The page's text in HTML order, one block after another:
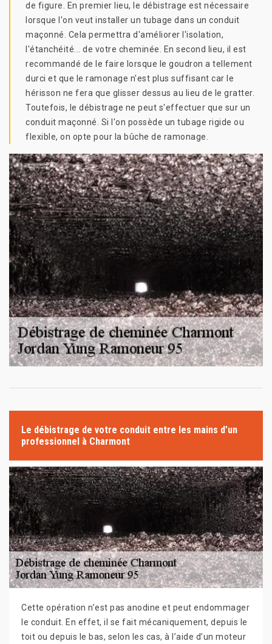
de figure. En premier lieu, le débistrage est nécessaire
lorsque l'on veut installer un tubage dans un conduit
maçonné. Cela permettra d'améliorer l'isolation,
l'étanchéité... de votre cheminée. En second lieu, il est
recommandé de le faire lorsque le goudron a tellement
durci et que le ramonage n'est plus suffisant car le
hérisson ne fera que glisser dessus au lieu de le gratter.
Toutefois, le débistrage ne peut s'effectuer que sur un
conduit maçonné. Si l'on possède un tubage rigide ou
flexible, on opte pour la bûche de ramonage.
Le débistrage de votre conduit entre les mains d’un
professionnel à Charmont
Cette opération n’est pas anodine et peut endommager
le conduit. En effet, il se fait mécaniquement, depuis le
toit ou depuis le bas, selon les cas, à l’aide d’un moteur